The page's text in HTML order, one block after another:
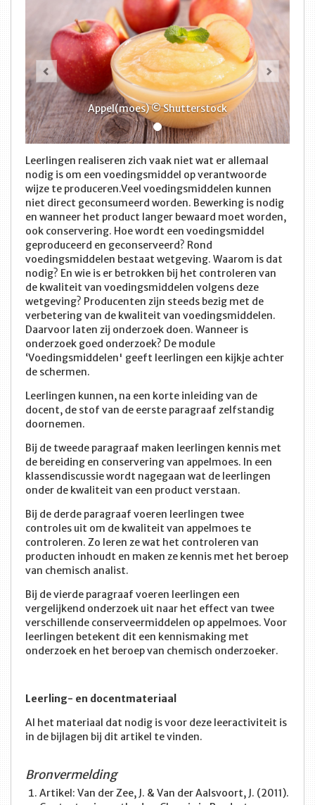
Appel(moes) © Shutterstock
Vorige
Leerlingen realiseren zich vaak niet wat er allemaal
nodig is om een voedingsmiddel op verantwoorde
wijze te produceren.Veel voedingsmiddelen kunnen
niet direct geconsumeerd worden. Bewerking is nodig
en wanneer het product langer bewaard moet worden,
ook conservering. Hoe wordt een voedingsmiddel
geproduceerd en geconserveerd? Rond
voedingsmiddelen bestaat wetgeving. Waarom is dat
nodig? En wie is er betrokken bij het controleren van
de kwaliteit van voedingsmiddelen volgens deze
wetgeving? Producenten zijn steeds bezig met de
verbetering van de kwaliteit van voedingsmiddelen.
Daarvoor laten zij onderzoek doen. Wanneer is
onderzoek goed onderzoek? De module
‘Voedingsmiddelen' geeft leerlingen een kijkje achter
de schermen.
Leerlingen kunnen, na een korte inleiding van de
docent, de stof van de eerste paragraaf zelfstandig
doornemen.
Bij de tweede paragraaf maken leerlingen kennis met
de bereiding en conservering van appelmoes. In een
klassendiscussie wordt nagegaan wat de leerlingen
onder de kwaliteit van een product verstaan.
Bij de derde paragraaf voeren leerlingen twee
controles uit om de kwaliteit van appelmoes te
controleren. Zo leren ze wat het controleren van
producten inhoudt en maken ze kennis met het beroep
van chemisch analist.
Bij de vierde paragraaf voeren leerlingen een
vergelijkend onderzoek uit naar het effect van twee
verschillende conserveermiddelen op appelmoes. Voor
leerlingen betekent dit een kennismaking met
onderzoek en het beroep van chemisch onderzoeker.
Leerling- en docentmateriaal
Al het materiaal dat nodig is voor deze leeractiviteit is
in de bijlagen bij dit artikel te vinden.
Bronvermelding
Artikel: Van der Zee, J. & Van der Aalsvoort, J. (2011).